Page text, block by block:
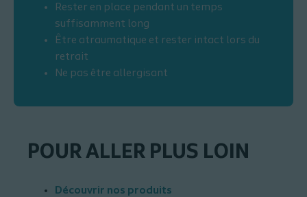
Rester en place pendant un temps
suffisamment long
Être atraumatique et rester intact lors du
retrait
Ne pas être allergisant
POUR ALLER PLUS LOIN
Découvrir nos produits